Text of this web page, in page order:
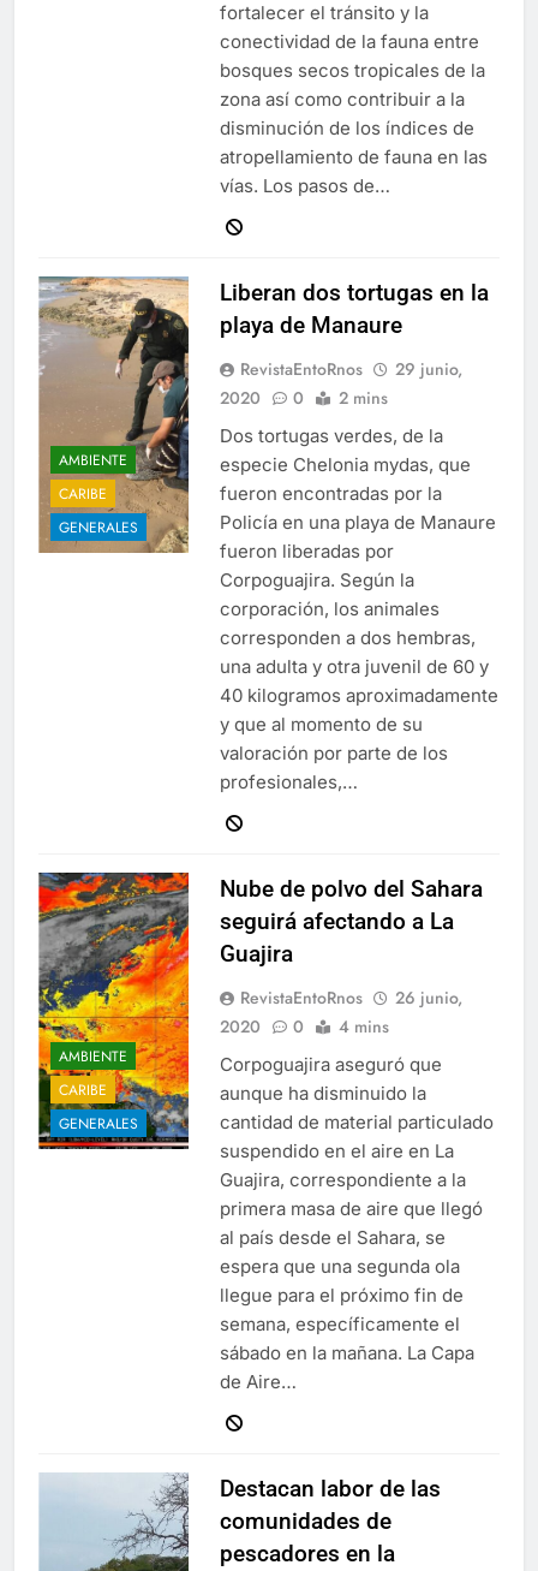
fortalecer el tránsito y la
conectividad de la fauna entre
bosques secos tropicales de la
zona así como contribuir a la
disminución de los índices de
atropellamiento de fauna en las
vías. Los pasos de…
AMBIENTE
CARIBE
GENERALES
Liberan dos tortugas en la
playa de Manaure
RevistaEntoRnos
29 junio,
2020
0 2 mins
Dos tortugas verdes, de la
especie Chelonia mydas, que
fueron encontradas por la
Policía en una playa de Manaure
fueron liberadas por
Corpoguajira. Según la
corporación, los animales
corresponden a dos hembras,
una adulta y otra juvenil de 60 y
40 kilogramos aproximadamente
y que al momento de su
valoración por parte de los
profesionales,…
AMBIENTE
CARIBE
GENERALES
Nube de polvo del Sahara
seguirá afectando a La
Guajira
RevistaEntoRnos
26 junio,
2020
0 4 mins
Corpoguajira aseguró que
aunque ha disminuido la
cantidad de material particulado
suspendido en el aire en La
Guajira, correspondiente a la
primera masa de aire que llegó
al país desde el Sahara, se
espera que una segunda ola
llegue para el próximo fin de
semana, específicamente el
sábado en la mañana. La Capa
de Aire…
Destacan labor de las
comunidades de
pescadores en la